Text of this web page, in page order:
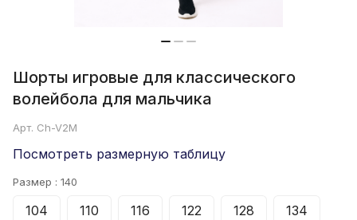
Шорты игровые для классического
волейбола для мальчика
Арт. Ch-V2M
Посмотреть размерную таблицу
Размер : 140
104 110 116 122 128 134